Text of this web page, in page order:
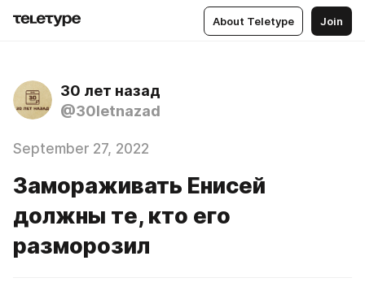
About Teletype Join
30 лет назад
@30letnazad
September 27, 2022
Замораживать Енисей
должны те, кто его
разморозил